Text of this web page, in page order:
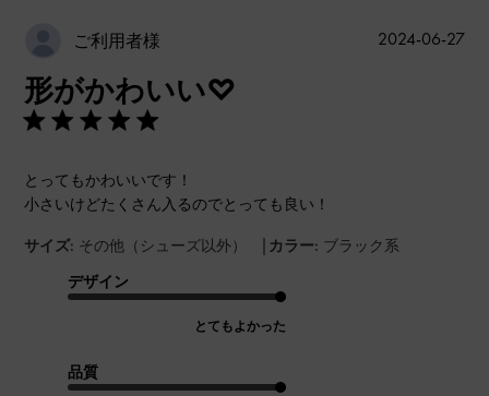
ご利用者様
形がかわいい♡
とってもかわいいです！
小さいけどたくさん入るのでとっても良い！
サイズ: その他（シューズ以外） | カラー: ブラック系
デザイン
とてもよかった
品質
公
2024-06-27